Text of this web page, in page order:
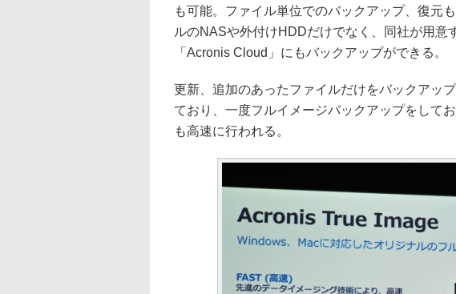
も可能。ファイル単位でのバックアップ、復元
ルのNASや外付けHDDだけでなく、同社が用意
「Acronis Cloud」にもバックアップができる。
更新、追加のあったファイルだけをバックアッ
ており、一度フルイメージバックアップをして
も高速に行われる。